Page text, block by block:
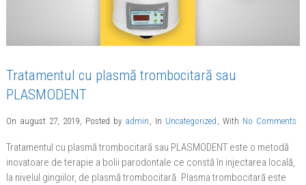
Tratamentul cu plasmă trombocitară sau
PLASMODENT
On august 27, 2019, Posted by admin , In Uncategorized , With No Comments
Tratamentul cu plasmă trombocitară sau PLASMODENT este o metodă
inovatoare de terapie a bolii parodontale ce constă în injectarea locală,
la nivelul gingiilor, de plasmă trombocitară. Plasma trombocitară este